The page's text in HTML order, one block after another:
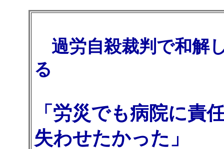
過労自殺裁判で和解
る
「労災でも病院に責
失わせたかった」